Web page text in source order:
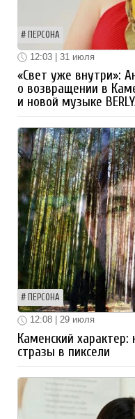
ПЕРСОНА
12:03 | 31 июля
«Свет уже внутри»:
о возвращении в
и новой музыке
ПЕРСОНА
12:08 | 29 июля
Каменский
стразы в пиксели